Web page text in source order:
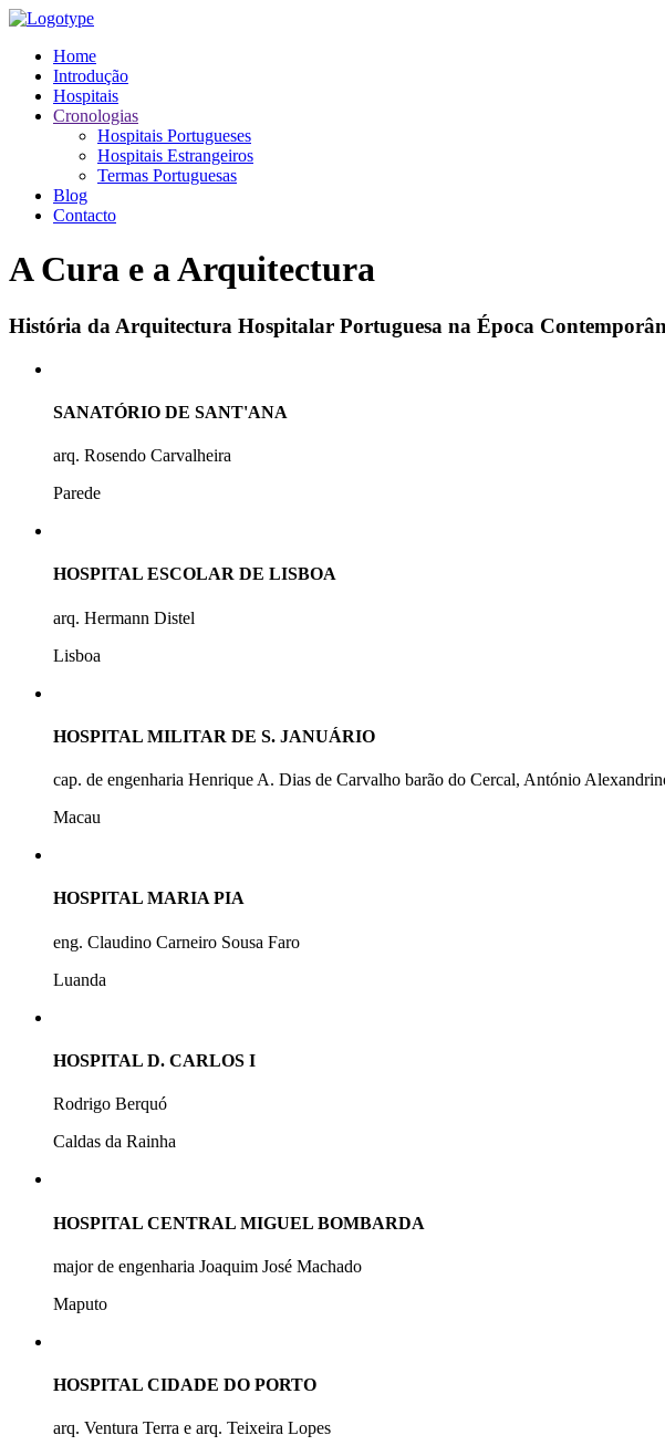
Home
Introdução
Hospitais
Cronologias
Hospitais Portugueses
Hospitais Estrangeiros
Termas Portuguesas
Blog
Contacto
A Cura e a Arquitectura
História da Arquitectura Hospitalar Portuguesa na Época
SANATÓRIO DE SANT'ANA
arq. Rosendo Carvalheira
Parede
HOSPITAL ESCOLAR DE LISBOA
arq. Hermann Distel
Lisboa
HOSPITAL MILITAR DE S. JANUÁRIO
cap. de engenharia Henrique A. Dias de Carvalho barão do Cercal, António
Macau
HOSPITAL MARIA PIA
eng. Claudino Carneiro Sousa Faro
Luanda
HOSPITAL D. CARLOS I
Rodrigo Berquó
Caldas da Rainha
HOSPITAL CENTRAL MIGUEL BOMBARDA
major de engenharia Joaquim José Machado
Maputo
HOSPITAL CIDADE DO PORTO
arq. Ventura Terra e arq. Teixeira Lopes